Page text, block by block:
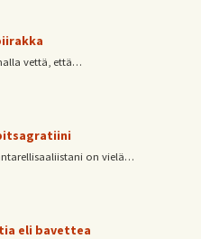
vettä, että…
on vielä…
eli bavettea